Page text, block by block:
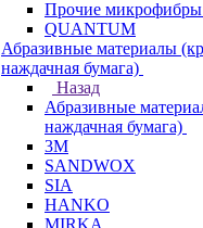
Прочие микрофибры
QUANTUM
Абразивные материалы
наждачная бумага)
Назад
Абразивные
наждачная бумага)
3М
SANDWOX
SIA
HANKO
MIRKA